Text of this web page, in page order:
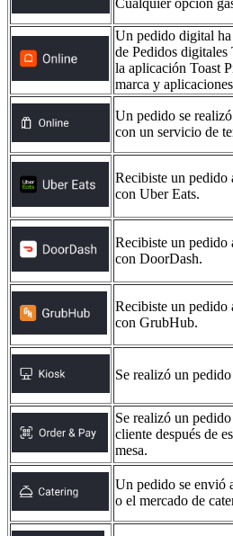
Cualquier opción
Un pedido digital ha
de Pedidos
la aplicación Toast
marca y
Un pedido se
con un servicio de
Recibiste un pedido
con Uber Eats.
Recibiste un pedido
con DoorDash.
Recibiste un pedido
con GrubHub.
Se realizó un
Se realizó un
cliente después de
mesa.
Un pedido se envió
o el mercado de